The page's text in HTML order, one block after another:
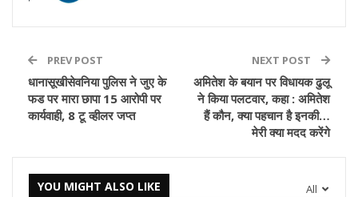
PREV POST
धानासूखीसेवनिया पुलिस ने जुए के
फड पर मारा छापा 15 आरोपी पर
कार्यवाही, 8 टू व्हीलर जप्त
NEXT POST
अमितेश के बयान पर विधायक ढुलू
ने किया पलटवार, कहा : अमितेश
हैं कौन, क्या पहचान है इनकी…
मेरी क्या मदद करेंगे
All
YOU MIGHT ALSO LIKE